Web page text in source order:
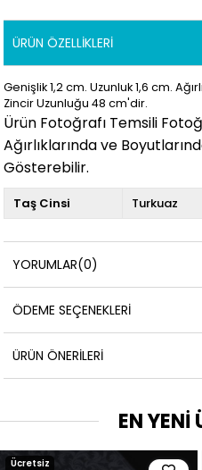
ÜRÜN ÖZELLIKLERI
Genişlik 1,2 cm. Uzunluk 1,6 cm.
Zincir Uzunluğu 48 cm'dir.
Ürün Fotoğrafı Temsili
Ağırlıklarında ve
Gösterebilir.
Taş Cinsi Turkuaz
YORUMLAR(0)
ÖDEME SEÇENEKLERI
ÜRÜN ÖNERILERI
EN YENİ
Ücretsiz